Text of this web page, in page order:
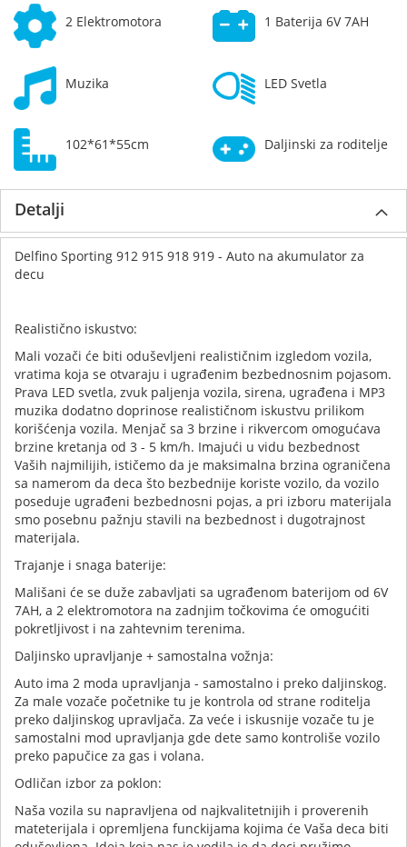
2 Elektromotora 1 Baterija 6V 7AH
Muzika LED Svetla
102*61*55cm Daljinski za roditelje
Detalji
Delfino Sporting 912 915 918 919 - Auto na akumulator za
decu
Realistično iskustvo:
Mali vozači će biti oduševljeni realističnim izgledom vozila,
vratima koja se otvaraju i ugrađenim bezbednosnim pojasom.
Prava LED svetla, zvuk paljenja vozila, sirena, ugrađena i MP3
muzika dodatno doprinose realističnom iskustvu prilikom
korišćenja vozila. Menjač sa 3 brzine i rikvercom omogućava
brzine kretanja od 3 - 5 km/h. Imajući u vidu bezbednost
Vaših najmilijih, ističemo da je maksimalna brzina ograničena
sa namerom da deca što bezbednije koriste vozilo, da vozilo
poseduje ugrađeni bezbednosni pojas, a pri izboru materijala
smo posebnu pažnju stavili na bezbednost i dugotrajnost
materijala.
Trajanje i snaga baterije:
Mališani će se duže zabavljati sa ugrađenom baterijom od 6V
7AH, a 2 elektromotora na zadnjim točkovima će omogućiti
pokretljivost i na zahtevnim terenima.
Daljinsko upravljanje + samostalna vožnja:
Auto ima 2 moda upravljanja - samostalno i preko daljinskog.
Za male vozače početnike tu je kontrola od strane roditelja
preko daljinskog upravljača. Za veće i iskusnije vozače tu je
samostalni mod upravljanja gde dete samo kontroliše vozilo
preko papučice za gas i volana.
Odličan izbor za poklon:
Naša vozila su napravljena od najkvalitetnijih i proverenih
mateterijala i opremljena funckijama kojima će Vaša deca biti